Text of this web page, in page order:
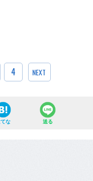
4 NEXT
な 送る